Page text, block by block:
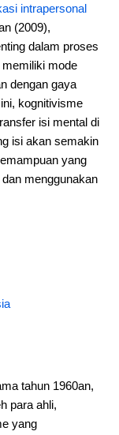
intrapersonal
(2009),
dalam proses
mode
dengan gaya
kognitivisme
isi mental di
isi akan semakin
yang
menggunakan
tahun 1960an,
para ahli,
yang